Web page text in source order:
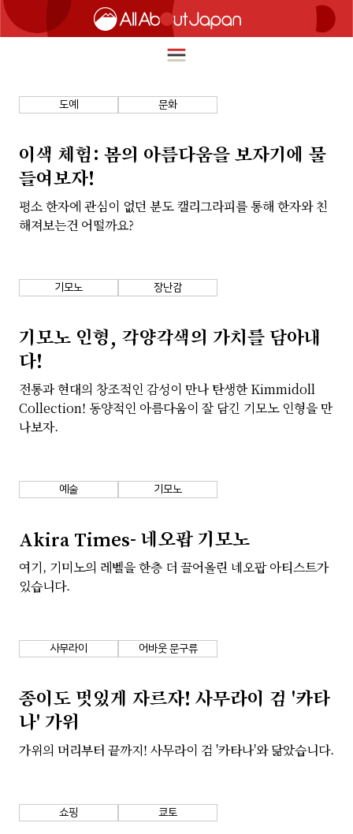
繁體中文
HOME
여행
푸드
이노베이션
회사소개 개인정보 보호정책
도예 문화
이색 체험: 봄의 아름다움을 보자기에 물
들여보자!
평소 한자에 관심이 없던 분도 캘리그라피를 통해 한자와 친
해져보는건 어떨까요?
기모노 장난감
기모노 인형, 각양각색의 가치를 담아내
다!
전통과 현대의 창조적인 감성이 만나 탄생한 Kimmidoll
Collection! 동양적인 아름다움이 잘 담긴 기모노 인형을 만
나보자.
예술 기모노
Akira Times- 네오팝 기모노
여기, 기미노의 레벨을 한층 더 끌어올린 네오팝 아티스트가
있습니다.
사무라이 어바웃 문구류
종이도 멋있게 자르자! 사무라이 검 '카타
나' 가위
가위의 머리부터 끝까지! 사무라이 검 '카타나'와 닮았습니다.
쇼핑 쿄토